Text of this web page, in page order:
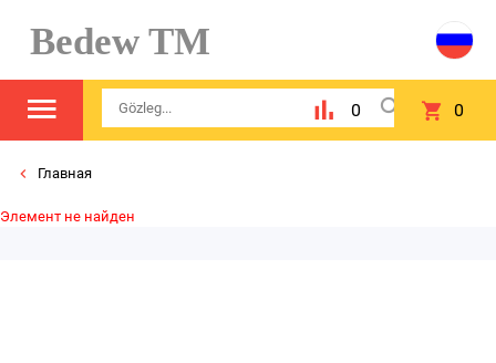
Bedew TM
0 0
Главная
Элемент не найден